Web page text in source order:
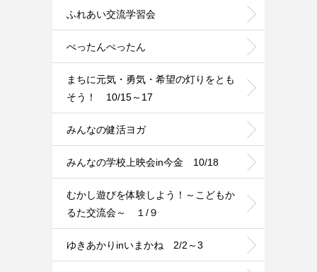
ふれあい交流学習会
ぺったんぺったん
まちに元気・勇気・希望の灯りをとも
そう！ 10/15～17
みんなの健活ヨガ
みんなの学校上映会in今金 10/18
むかし遊びを体験しよう！～こどもか
るた交流会～ １/９
ゆきあかりinいまかね 2/2～3